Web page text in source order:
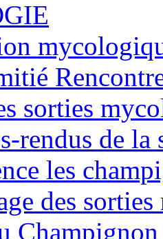
sorties
rendus de
les
des